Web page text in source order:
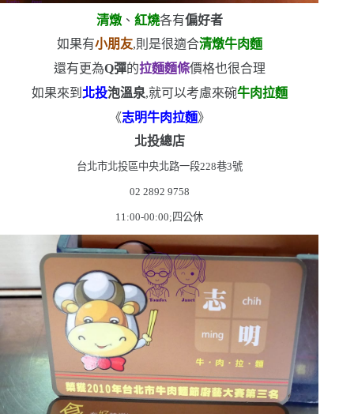
清燉、 紅燒各有偏好者
如果有小朋友,則是很適合清燉牛肉麵
還有更為Q彈的拉麵麵條價格也很合理
如果來到 北投泡溫泉,就可以考慮來碗牛肉拉麵
《志明牛肉拉麵》
北投總店
台北市北投區中央北路一段228巷3號
02 2892 9758
11:00-00:00;四公休